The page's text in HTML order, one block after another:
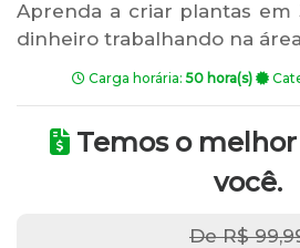
Aprenda a criar plantas em
dinheiro trabalhando na
Carga horária:50 hora(s)
Temos o
você.
De R$